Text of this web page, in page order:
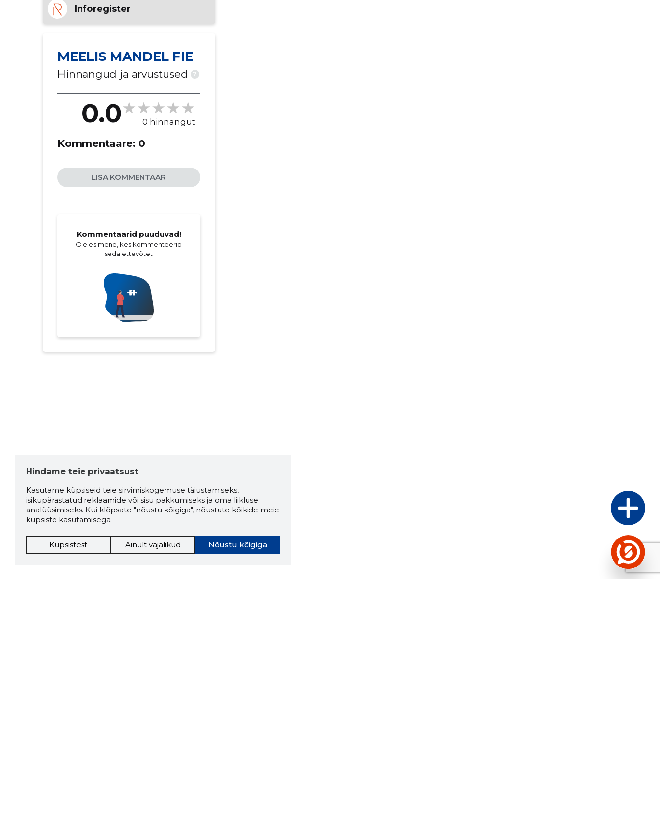
Inforegister
MEELIS MANDEL FIE
Hinnangud ja arvustused ?
0.0 0 hinnangut
Kommentaare: 0
LISA KOMMENTAAR
Kommentaarid puuduvad!
Ole esimene, kes kommenteerib
seda ettevõtet
Hindame teie privaatsust
Kasutame küpsiseid teie sirvimiskogemuse täiustamiseks,
isikupärastatud reklaamide või sisu pakkumiseks ja oma liikluse
analüüsimiseks. Kui klõpsate "nõustu kõigiga", nõustute kõikide meie
küpsiste kasutamisega.
Nõustu kõigiga
Küpsistest Ainult vajalikud